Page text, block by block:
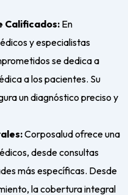
Calificados: En
y especialistas
se dedica a
a los pacientes. Su
un diagnóstico preciso y
Corposalud ofrece una
desde consultas
más específicas. Desde
la cobertura integral